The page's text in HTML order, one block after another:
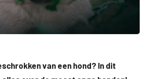
van een hond? In dit